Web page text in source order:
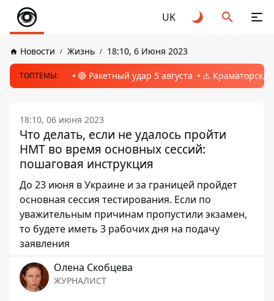
UK
Новости Жизнь 18:10, 6 Июня 2023
ТОПТЕМЫ: 🔴 Ракетный удар 5 августа ⚠️ Краматорск,
18:10, 06 июня 2023
Что делать, если не удалось пройти
НМТ во время основных сессий:
пошаговая инструкция
До 23 июня в Украине и за границей пройдет
основная сессия тестирования. Если по
уважительным причинам пропустили экзамен,
то будете иметь 3 рабочих дня на подачу
заявления
Олена Скобцева
ЖУРНАЛИСТ